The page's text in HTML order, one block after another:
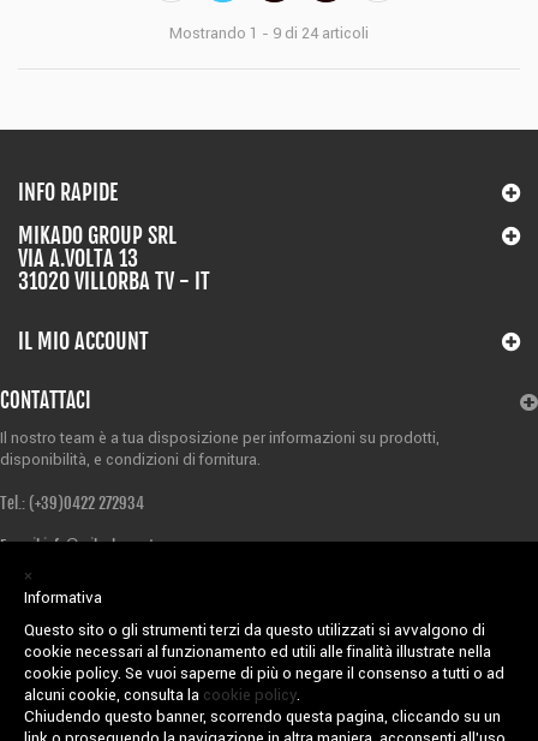
Mostrando 1 - 9 di 24 articoli
INFO RAPIDE
MIKADO GROUP SRL
VIA A.VOLTA 13
31020 VILLORBA TV - IT
IL MIO ACCOUNT
CONTATTACI
Il nostro team è a tua disposizione per informazioni su prodotti,
disponibilità, e condizioni di fornitura.
Tel.: (+39)0422 272934
E-mailinfo@mikadosport.com
Rispondiamo rapidamente alle richieste di negozi, rivenditori e grossisti.
Vendita riservata ai possessori di Partita IVA.
© 2017 Mikado Group SRL P.IVA 03482050261 - Powered by
Informatica
×
Informativa
Questo sito o gli strumenti terzi da questo utilizzati si avvalgono di
cookie necessari al funzionamento ed utili alle finalità illustrate nella
cookie policy. Se vuoi saperne di più o negare il consenso a tutti o ad
alcuni cookie, consulta la cookie policy.
Chiudendo questo banner, scorrendo questa pagina, cliccando su un